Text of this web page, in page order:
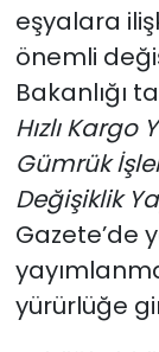
eşyalara
önemli
Bakanlığı
Hızlı Kargo
Gümrük
Değişiklik
Gazete’de
yürürlüğe